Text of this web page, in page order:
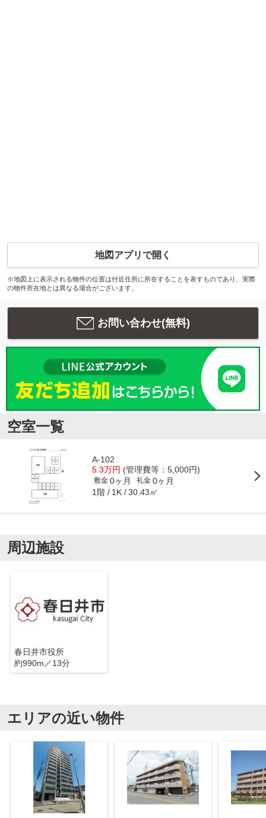
地図アプリで開く
※地図上に表示される物件の位置は付近住所に所在することを表すものであり、実際
の物件所在地とは異なる場合がございます。
お問い合わせ(無料)
空室一覧
A-102
5.3万円 (管理費等：5,000円)
敷金 0ヶ月 礼金 0ヶ月
1階 1K 30.43㎡
周辺施設
春日井市役所
約990m／13分
エリアの近い物件